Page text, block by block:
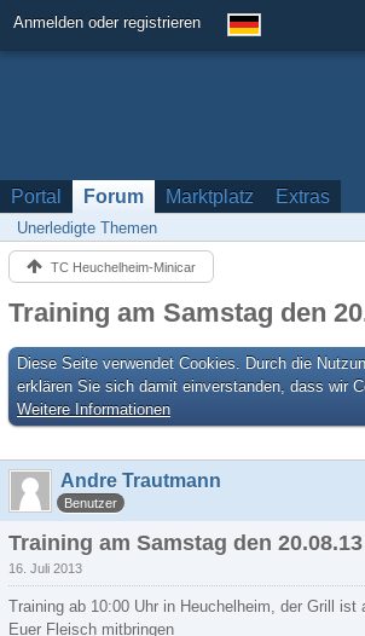
Anmelden oder registrieren
Portal Forum Marktplatz Extras
Unerledigte Themen
TC Heuchelheim-Minicar
Training am Samstag den
Diese Seite verwendet Cookies. Durch die
erklären Sie sich damit einverstanden, dass wir
Weitere Informationen
Andre Trautmann
Benutzer
Training am Samstag den 20.08.13
16. Juli 2013
Training ab 10:00 Uhr in Heuchelheim, der Grill ist
Euer Fleisch mitbringen